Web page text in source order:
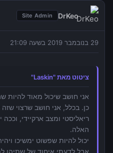
DrKeo
Site Admin
29 בנובמבר 2019 בשעה 21:09
ציטוט מאת "Laskin"
אני חושב שיכול מאוד להיות
כן. בכלל, אני חושב שרצוי
ריאליסטי ומצב ארקיידי,
האלה.
יכול להיות שפשוט ימשיכו
אבל לדעתי איחוד של שתיהן